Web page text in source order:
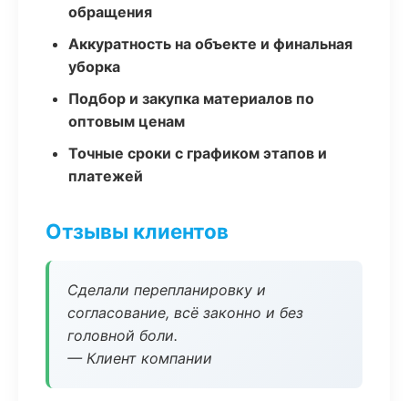
обращения
Аккуратность на объекте и финальная
уборка
Подбор и закупка материалов по
оптовым ценам
Точные сроки с графиком этапов и
платежей
Отзывы клиентов
Сделали перепланировку и
согласование, всё законно и без
головной боли.
— Клиент компании